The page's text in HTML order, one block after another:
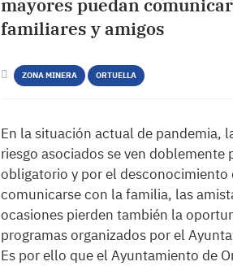
mayores puedan
familiares y amigos
ZONA MINERA ORTUELLA
En la situación actual de pandemia,
riesgo asociados se ven
obligatorio y por el
comunicarse con la familia, las
ocasiones pierden también la
programas organizados por el
Es por ello que el Ayuntamiento de